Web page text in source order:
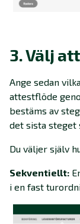
3. Välj
Ange sedan
attestflöde
bestäms av
det sista steget
Du väljer själv
Sekventiellt:
i en fast